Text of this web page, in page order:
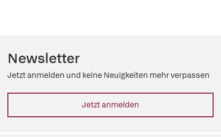
Newsletter
Jetzt anmelden und keine Neuigkeiten mehr verpassen
Jetzt anmelden